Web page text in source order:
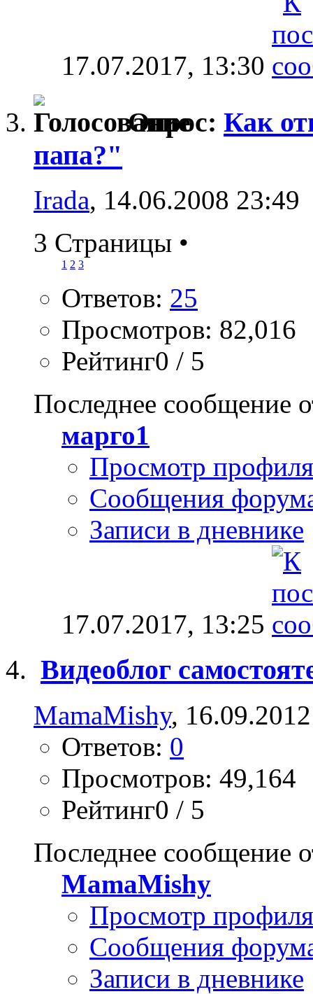
17.07.2017, 13:30
Опрос: Как
папа?"
Irada, 14.06.2008 23:49
3 Страницы •
1 2 3
Ответов: 25
Просмотров: 82,016
Рейтинг0 / 5
Последнее сообщение
марго1
Просмотр профиля
Сообщения
Записи в дневнике
17.07.2017, 13:25
Видеоблог
MamaMishy,
Ответов: 0
Просмотров: 49,164
Рейтинг0 / 5
Последнее сообщение
MamaMishy
Просмотр профиля
Сообщения
Записи в дневнике